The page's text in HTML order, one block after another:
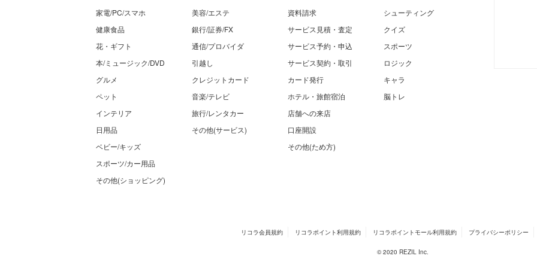
家電/PC/スマホ
健康食品
花・ギフト
本/ミュージック/DVD
グルメ
ペット
インテリア
日用品
ベビー/キッズ
スポーツ/カー用品
その他(ショッピング)
美容/エステ
銀行/証券/FX
通信/プロバイダ
引越し
クレジットカード
音楽/テレビ
旅行/レンタカー
その他(サービス)
資料請求
サービス見積・査定
サービス予約・申込
サービス契約・取引
カード発行
ホテル・旅館宿泊
店舗への来店
口座開設
その他(ため方)
シューティング
クイズ
スポーツ
ロジック
キャラ
脳トレ
リコラ会員規約 リコラポイント利用規約 リコラポイントモール利用規約 プライバシーポリシー
© 2020 REZIL Inc.